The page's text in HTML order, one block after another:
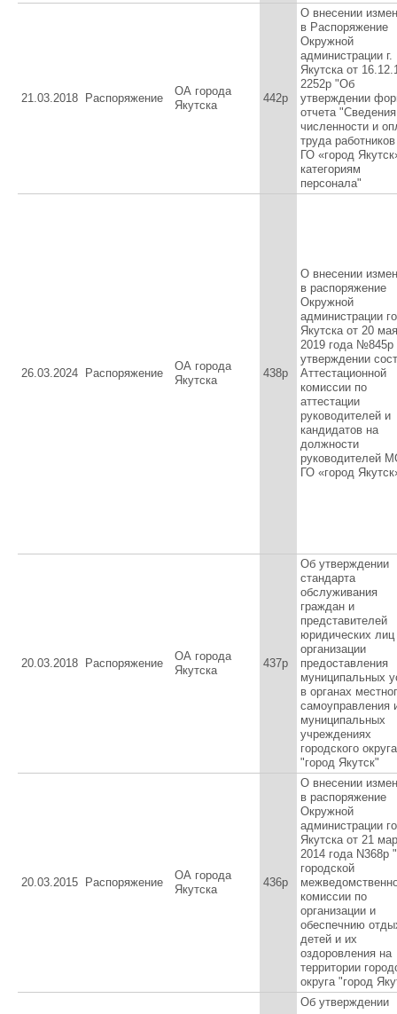
21.03.2018 Распоряжение
ОА города
Якутска
442р
О внесении
в Распоряжение
Окружной
администрации г.
Якутска от
2252р "Об
утверждении
отчета "Сведения
численности и
труда
ГО «город
категориям
персонала"
26.03.2024 Распоряжение
ОА города
Якутска
438р
О внесении
в распоряжение
Окружной
администрации
Якутска от 20 мая
2019 года
утверждении
Аттестационной
комиссии по
аттестации
руководителей и
кандидатов на
должности
руководителей
ГО «город
20.03.2018 Распоряжение
ОА города
Якутска
437р
Об утверждении
стандарта
обслуживания
граждан и
представителей
юридических лиц
организации
предоставления
муниципальных
в органах
самоуправления
муниципальных
учреждениях
городского округа
"город Якутск"
20.03.2015 Распоряжение
ОА города
Якутска
436р
О внесении
в распоряжение
Окружной
администрации
Якутска от 21
2014 года N368р
городской
комиссии по
организации и
обеспечнию
детей и их
оздоровления на
территории
округа "город
Об утверждении